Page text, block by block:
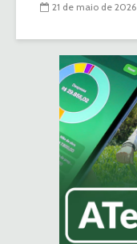
21 de maio de 2026